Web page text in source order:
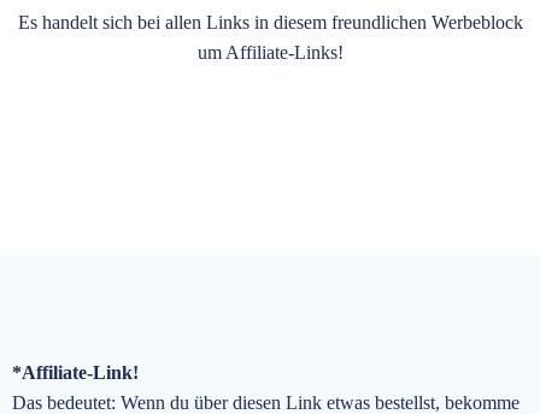
Es handelt sich bei allen Links in diesem freundlichen Werbeblock
um Affiliate-Links!
*Affiliate-Link!
Das bedeutet: Wenn du über diesen Link etwas bestellst, bekomme